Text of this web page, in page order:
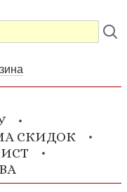
СКИДОК